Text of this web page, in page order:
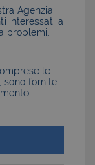
Agenzia
interessati a
problemi.
le
sono fornite